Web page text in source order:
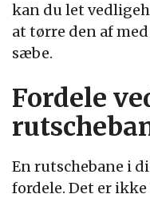
kan du let
at tørre den af
sæbe.
Fordele
En rutschebane i
fordele. Det er